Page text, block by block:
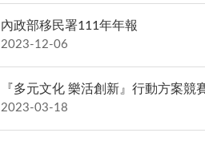
內政部移民署111年年報
2023-12-06
『多元文化 樂活創新』行動方案競
2023-03-18